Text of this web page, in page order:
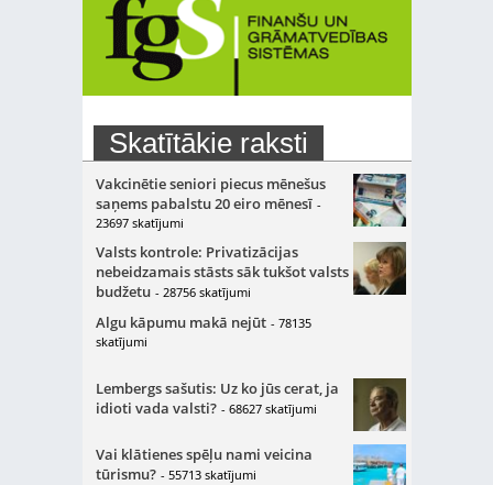
Skatītākie raksti
Vakcinētie seniori piecus mēnešus
saņems pabalstu 20 eiro mēnesī -
23697 skatījumi
Valsts kontrole: Privatizācijas
nebeidzamais stāsts sāk tukšot valsts
budžetu - 28756 skatījumi
Algu kāpumu makā nejūt - 78135
skatījumi
Lembergs sašutis: Uz ko jūs cerat, ja
idioti vada valsti? - 68627 skatījumi
Vai klātienes spēļu nami veicina
tūrismu? - 55713 skatījumi